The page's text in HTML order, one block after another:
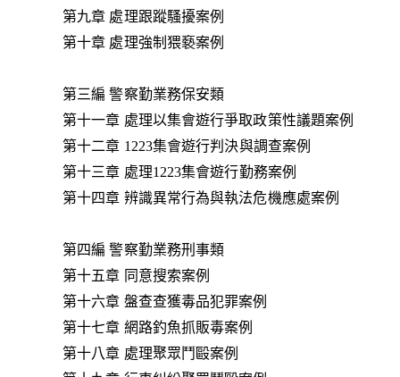
第九章 處理跟蹤騷擾案例
第十章 處理強制猥褻案例
第三編 警察勤業務保安類
第十一章 處理以集會遊行爭取政策性議題案例
第十二章 1223集會遊行判決與調查案例
第十三章 處理1223集會遊行勤務案例
第十四章 辨識異常行為與執法危機應處案例
第四編 警察勤業務刑事類
第十五章 同意搜索案例
第十六章 盤查查獲毒品犯罪案例
第十七章 網路釣魚抓販毒案例
第十八章 處理聚眾鬥毆案例